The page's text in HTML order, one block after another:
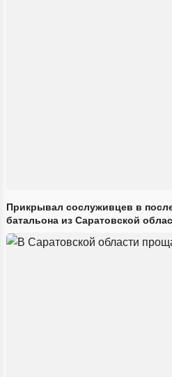
Прикрывал сослуживцев в
батальона из Саратовской